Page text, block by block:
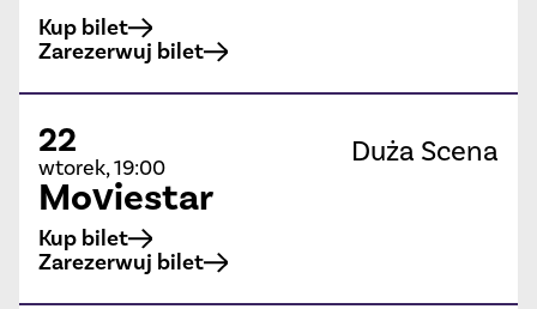
Kup bilet
Zarezerwuj bilet
22
wtorek, 19:00
Moviestar
Duża Scena
Kup bilet
Zarezerwuj bilet